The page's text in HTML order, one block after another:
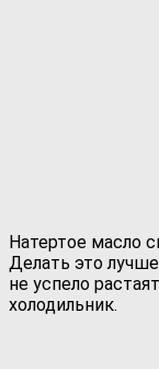
Натертое масло
Делать это
не успело
холодильник.